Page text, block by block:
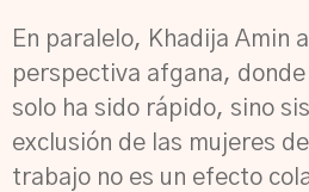
En paralelo, Khadija Amin
perspectiva afgana,
solo ha sido rápido, sino
exclusión de las mujeres
trabajo no es un efecto